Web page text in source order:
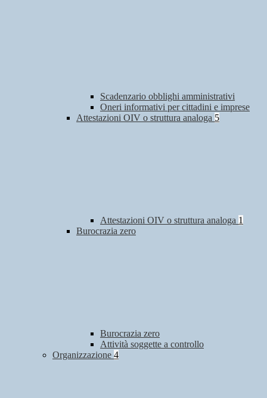
Scadenzario obblighi amministrativi
Oneri informativi per cittadini e imprese
Attestazioni OIV o struttura analoga 5
Attestazioni OIV o struttura analoga 1
Burocrazia zero
Burocrazia zero
Attività soggette a controllo
Organizzazione 4